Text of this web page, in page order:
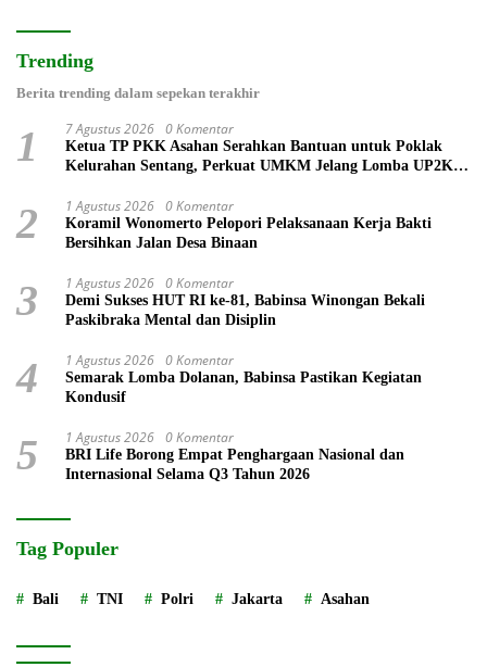
Trending
Berita trending dalam sepekan terakhir
1 7 Agustus 2026 0 Komentar
Ketua TP PKK Asahan Serahkan Bantuan untuk Poklak
Kelurahan Sentang, Perkuat UMKM Jelang Lomba UP2K
2 1 Agustus 2026 0 Komentar
Koramil Wonomerto Pelopori Pelaksanaan Kerja Bakti
Bersihkan Jalan Desa Binaan
3 1 Agustus 2026 0 Komentar
Demi Sukses HUT RI ke-81, Babinsa Winongan Bekali
Paskibraka Mental dan Disiplin
4 1 Agustus 2026 0 Komentar
Semarak Lomba Dolanan, Babinsa Pastikan Kegiatan
Kondusif
5 1 Agustus 2026 0 Komentar
BRI Life Borong Empat Penghargaan Nasional dan
Internasional Selama Q3 Tahun 2026
Tag Populer
Bali TNI Polri Jakarta Asahan